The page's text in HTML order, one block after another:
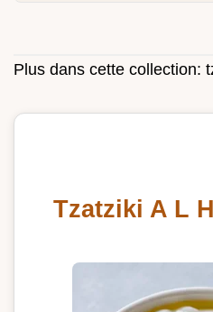
Plus dans cette collection:
Tzatziki A L